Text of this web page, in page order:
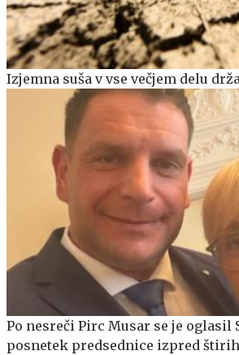
Izjemna suša v vse večjem delu
Po nesreči Pirc Musar se je oglasil
posnetek predsednice izpred